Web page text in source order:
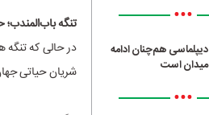
•••
دیپلماسی هم‌چنان ادامه
میدان است
•••
تنگه
در حالی که
شریان حیاتی